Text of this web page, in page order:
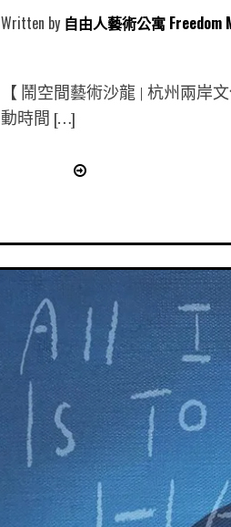
Written by 自由人藝術公寓 Freedom
【 鬧空間藝術沙龍 | 杭州兩岸
動時間 […]